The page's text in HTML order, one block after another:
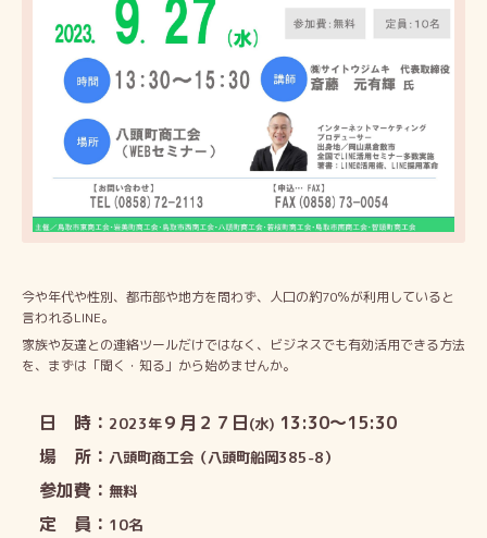
今や年代や性別、都市部や地方を問わず、人口の約70％が利用していると
言われるLINE。
家族や友達との連絡ツールだけではなく、ビジネスでも有効活用できる方法
を、まずは「聞く・知る」から始めませんか。
日 時： 2023年９月２７日(水) 13:30～15:30
場 所： 八頭町商工会（八頭町船岡385-8）
参加費： 無料
定 員： 10名